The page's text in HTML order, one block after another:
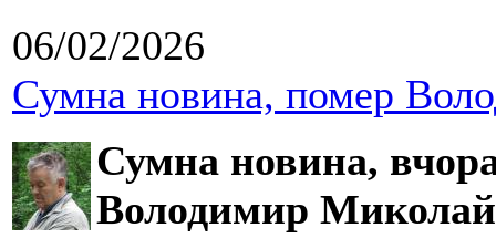
06/02/2026
Сумна новина, помер
Сумна новина,
Володимир